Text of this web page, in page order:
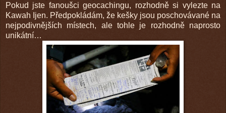
Pokud jste fanoušci geocachingu, rozhodně si vylezte na
Kawah Ijen. Předpokládám, že kešky jsou poschovávané na
nejpodivnějších místech, ale tohle je rozhodně naprosto
unikátní…